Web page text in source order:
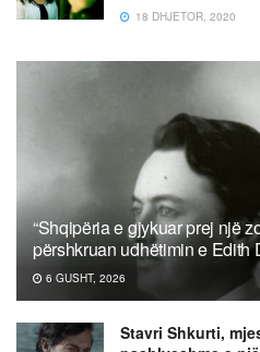
18 DHJETOR, 2020
“Shqipëria e gjykuar prej një
përshkruan udhëtimin e Edith
6 GUSHT, 2026
Stavri Shkurti,